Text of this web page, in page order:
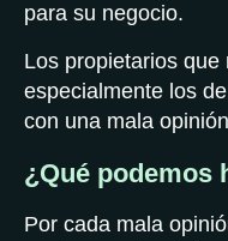
para su negocio.
Los propietarios
especialmente los
con una mala
¿Qué podemos
Por cada mala